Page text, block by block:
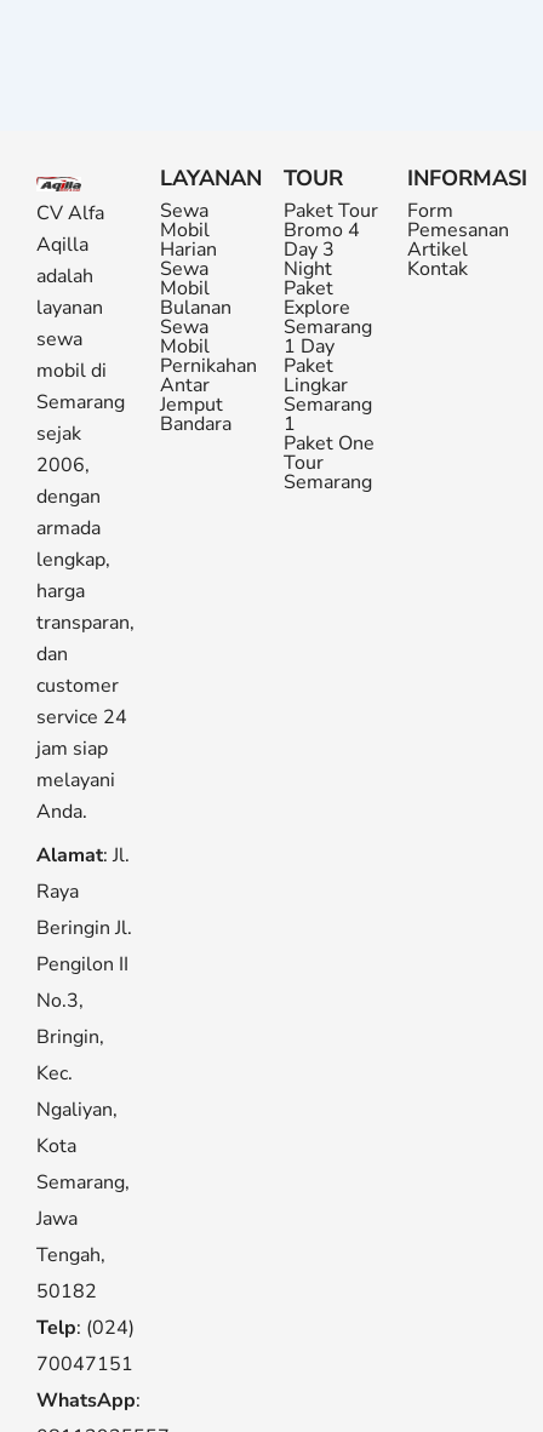
CV Alfa
Aqilla
adalah
layanan
sewa
mobil di
Semarang
sejak
2006,
dengan
armada
lengkap,
harga
transparan,
dan
customer
service 24
jam siap
melayani
Anda.
Alamat: Jl.
Raya
Beringin Jl.
Pengilon II
No.3,
Bringin,
Kec.
Ngaliyan,
Kota
Semarang,
Jawa
Tengah,
50182
Telp: (024)
70047151
WhatsApp:
LAYANAN
Sewa
Mobil
Harian
Sewa
Mobil
Bulanan
Sewa
Mobil
Pernikahan
Antar
Jemput
Bandara
TOUR
Paket Tour
Bromo 4
Day 3
Night
Paket
Explore
Semarang
1 Day
Paket
Lingkar
Semarang
1
Paket One
Tour
Semarang
INFORMASI
Form
Pemesanan
Artikel
Kontak